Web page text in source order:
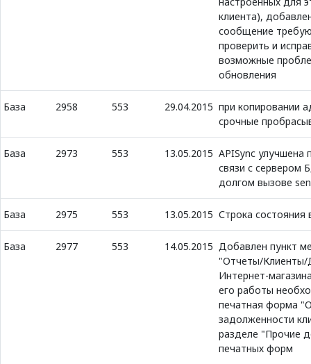
клиента),
сообщение
проверить и
возможные
обновления
База 2958 553 29.04.2015 при копировании
срочные
База 2973 553 13.05.2015 APISync улучшена
связи с сервером
долгом вызове
База 2975 553 13.05.2015 Строка
База 2977 553 14.05.2015 Добавлен пункт
"Отчеты/Клиенты/
Интернет-
его работы
печатная форма
задолженности
разделе "Прочие
печатных форм